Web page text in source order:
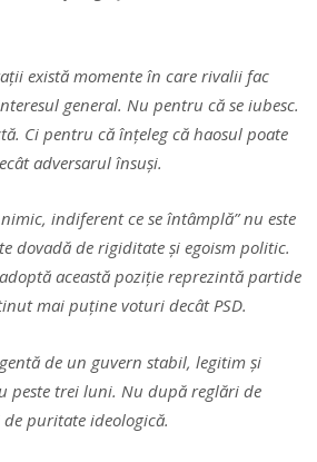
există momente în care rivalii fac
general. Nu pentru că se iubesc.
Ci pentru că înțeleg că haosul poate
adversarul însuși.
indiferent ce se întâmplă” nu este
dovadă de rigiditate și egoism politic.
această poziție reprezintă partide
mai puține voturi decât PSD.
de un guvern stabil, legitim și
peste trei luni. Nu după reglări de
puritate ideologică.